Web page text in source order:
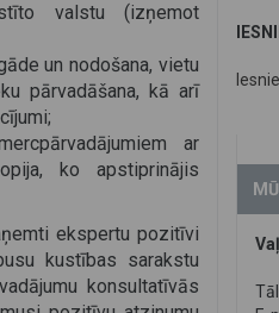
valstu (izņemot
un nodošana, vietu
pārvadāšana, kā arī
ar
ko apstiprinājis
ekspertu pozitīvi
kustības sarakstu
konsultatīvās